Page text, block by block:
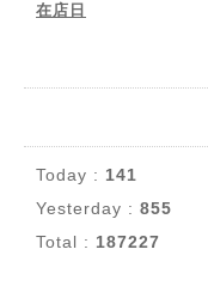
在店日
Today : 141
Yesterday : 855
Total : 187227